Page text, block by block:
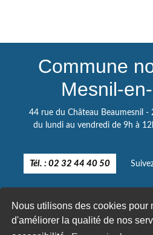
Nous utilisons des cookies pour
d'améliorer la qualité de nos
Commune
Mesnil-
44 rue du Château Beaumesnil
du lundi au vendredi de 9h à
Tél. : 02 32 44 40 50